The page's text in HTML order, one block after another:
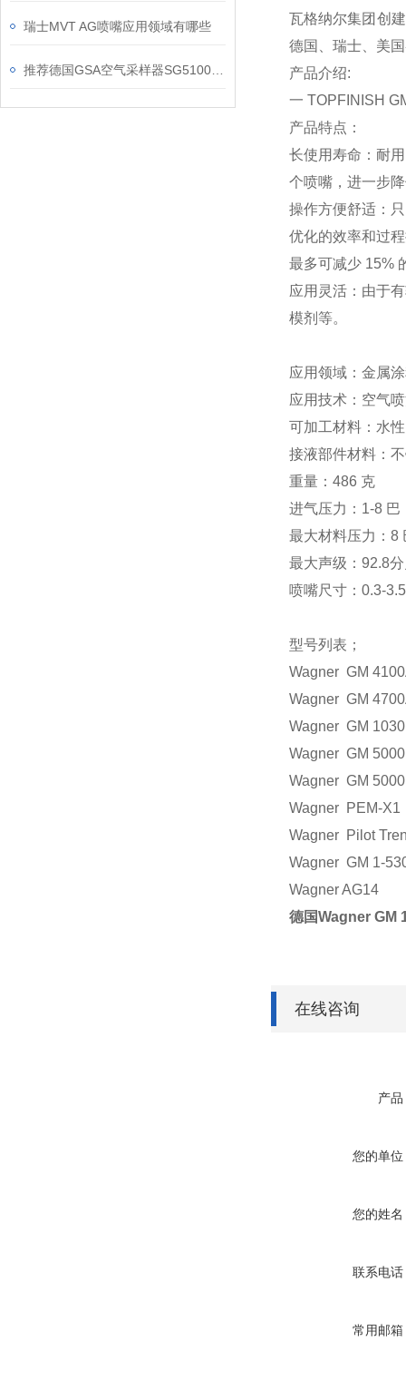
瑞士MVT AG喷嘴应用领域有哪些
瓦格纳尔集团创
德国、瑞士、美
产品介绍:
一 TOPFINISH
产品特点：
长使用寿命：耐
个喷嘴，进一步
操作方便舒适：
优化的效率和过
最多可减少 15%
应用灵活：由于
模剂等。
应用领域：金属
应用技术：空气
可加工材料：水
接液部件材料：
重量：486 克
进气压力：1-8 巴
最大材料压力：8
最大声级：92.8
喷嘴尺寸：0.3-
型号列表；
Wagner GM
Wagner GM
Wagner GM
Wagner GM
Wagner GM
Wagner PEM-X1
Wagner Pilot
Wagner GM 1-
Wagner AG14
德国Wagner GM
在线咨询
产品
您的单位
您的姓名
联系电话
常用邮箱